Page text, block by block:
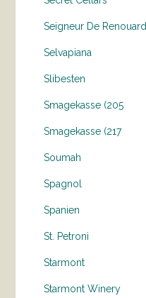
Seigneur De Renouard
Selvapiana
Slibesten
Smagekasse (205
Smagekasse (217
Soumah
Spagnol
Spanien
St. Petroni
Starmont
Starmont Winery